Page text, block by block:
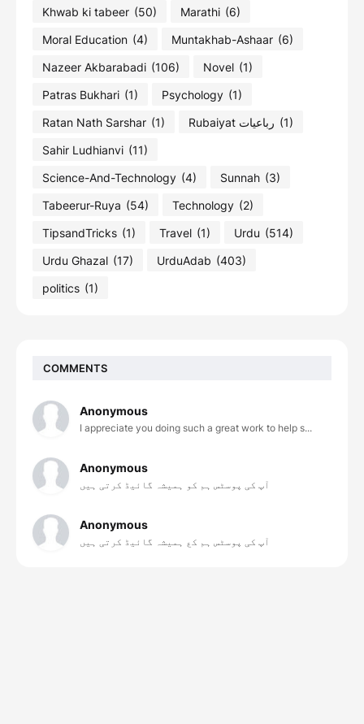
Khwab ki tabeer (50) Marathi (6)
Moral Education (4) Muntakhab-Ashaar (6)
Nazeer Akbarabadi (106) Novel (1)
Patras Bukhari (1) Psychology (1)
Ratan Nath Sarshar (1) Rubaiyat رباعیات (1)
Sahir Ludhianvi (11)
Science-And-Technology (4) Sunnah (3)
Tabeerur-Ruya (54) Technology (2)
TipsandTricks (1) Travel (1) Urdu (514)
Urdu Ghazal (17) UrduAdab (403)
politics (1)
COMMENTS
Anonymous
I appreciate you doing such a great work to help s...
Anonymous
آپ کی پوسٹس ہم کو ہمیشہ گائیڈ کرتی ہیں
Anonymous
آپ کی پوسٹس ہم کع ہمیشہ گائیڈ کرتی ہیں